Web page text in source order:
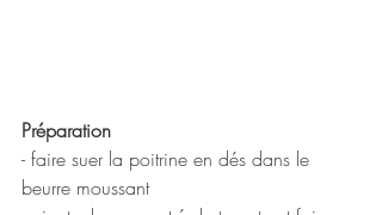
Préparation
- faire suer la poitrine en dés dans le
beurre moussant